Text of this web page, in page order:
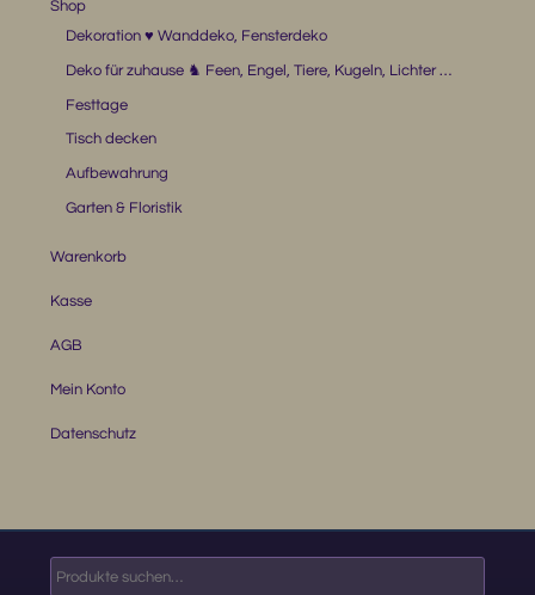
Shop
Dekoration ♥ Wanddeko, Fensterdeko
Deko für zuhause ♞ Feen, Engel, Tiere, Kugeln, Lichter …
Festtage
Tisch decken
Aufbewahrung